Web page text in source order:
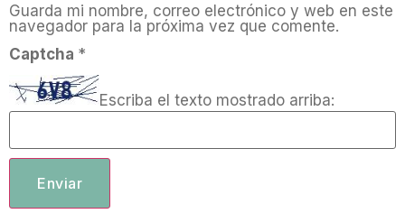
Guarda mi nombre, correo electrónico y web en este
navegador para la próxima vez que comente.
Captcha *
Escriba el texto mostrado arriba: